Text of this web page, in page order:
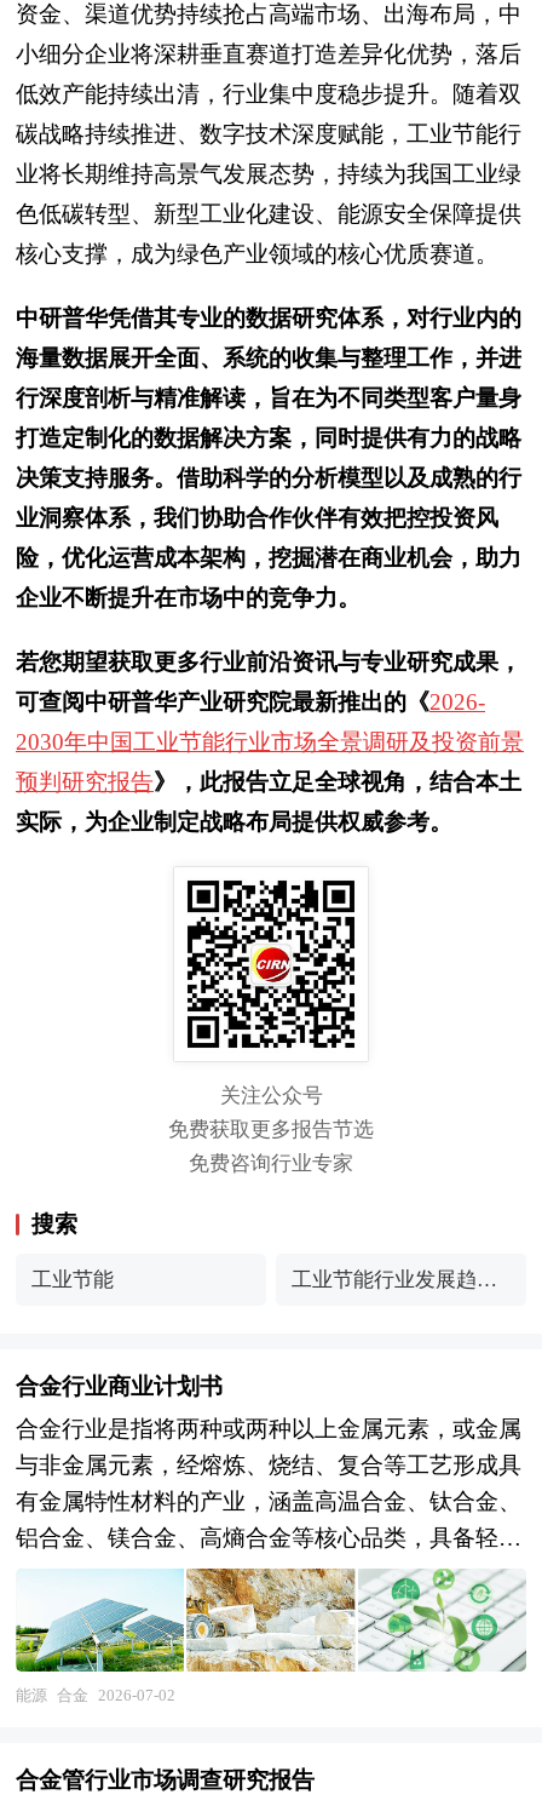
资金、渠道优势持续抢占高端市场、出海布局，中
小细分企业将深耕垂直赛道打造差异化优势，落后
低效产能持续出清，行业集中度稳步提升。随着双
碳战略持续推进、数字技术深度赋能，工业节能行
业将长期维持高景气发展态势，持续为我国工业绿
色低碳转型、新型工业化建设、能源安全保障提供
核心支撑，成为绿色产业领域的核心优质赛道。
中研普华凭借其专业的数据研究体系，对行业内的
海量数据展开全面、系统的收集与整理工作，并进
行深度剖析与精准解读，旨在为不同类型客户量身
打造定制化的数据解决方案，同时提供有力的战略
决策支持服务。借助科学的分析模型以及成熟的行
业洞察体系，我们协助合作伙伴有效把控投资风
险，优化运营成本架构，挖掘潜在商业机会，助力
企业不断提升在市场中的竞争力。
若您期望获取更多行业前沿资讯与专业研究成果，
可查阅中研普华产业研究院最新推出的《2026-
2030年中国工业节能行业市场全景调研及投资前景
预判研究报告》，此报告立足全球视角，结合本土
实际，为企业制定战略布局提供权威参考。
关注公众号
免费获取更多报告节选
免费咨询行业专家
搜索
工业节能 工业节能行业发展趋势
合金行业商业计划书
合金行业是指将两种或两种以上金属元素，或金属
与非金属元素，经熔炼、烧结、复合等工艺形成具
有金属特性材料的产业，涵盖高温合金、钛合金、
铝合金、镁合金、高熵合金等核心品类，具备轻质
高强、耐蚀耐热、功能可定制等优势，是支撑航空
航天、新能源汽车、高端装备、储能光伏与医疗器
械等战略性产业的关键基础材料，也是“十五五”规
划中推动新型工业化、绿色低碳转型、高端制造自
咨询服务的专项计划书。计划书分为：行业通用
能源 合金 2026-07-02
合金管行业市场调查研究报告